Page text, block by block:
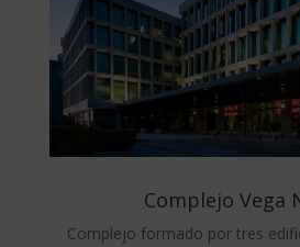
Complejo Vega
Complejo formado por tres